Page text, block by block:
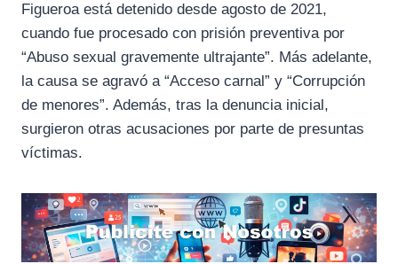
Figueroa está detenido desde agosto de 2021,
cuando fue procesado con prisión preventiva por
“Abuso sexual gravemente ultrajante”. Más adelante,
la causa se agravó a “Acceso carnal” y “Corrupción
de menores”. Además, tras la denuncia inicial,
surgieron otras acusaciones por parte de presuntas
víctimas.